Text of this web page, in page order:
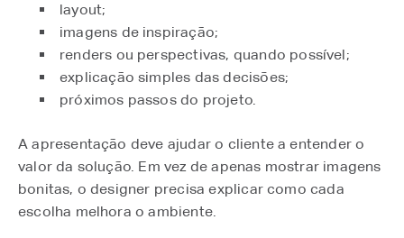
layout;
imagens de inspiração;
renders ou perspectivas, quando possível;
explicação simples das decisões;
próximos passos do projeto.
A apresentação deve ajudar o cliente a entender o
valor da solução. Em vez de apenas mostrar imagens
bonitas, o designer precisa explicar como cada
escolha melhora o ambiente.